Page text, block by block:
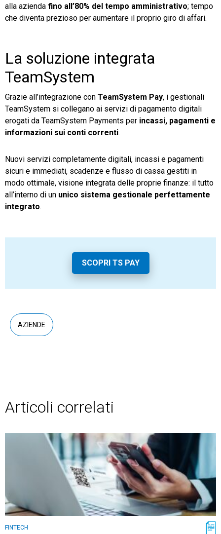
alla azienda fino all’80% del tempo amministrativo; tempo
che diventa prezioso per aumentare il proprio giro di affari.
La soluzione integrata
TeamSystem
Grazie all’integrazione con TeamSystem Pay, i gestionali
TeamSystem si collegano ai servizi di pagamento digitali
erogati da TeamSystem Payments per incassi, pagamenti e
informazioni sui conti correnti.
Nuovi servizi completamente digitali, incassi e pagamenti
sicuri e immediati, scadenze e flusso di cassa gestiti in
modo ottimale, visione integrata delle proprie finanze: il tutto
all’interno di un unico sistema gestionale perfettamente
integrato.
SCOPRI TS PAY
AZIENDE
Articoli correlati
FINTECH